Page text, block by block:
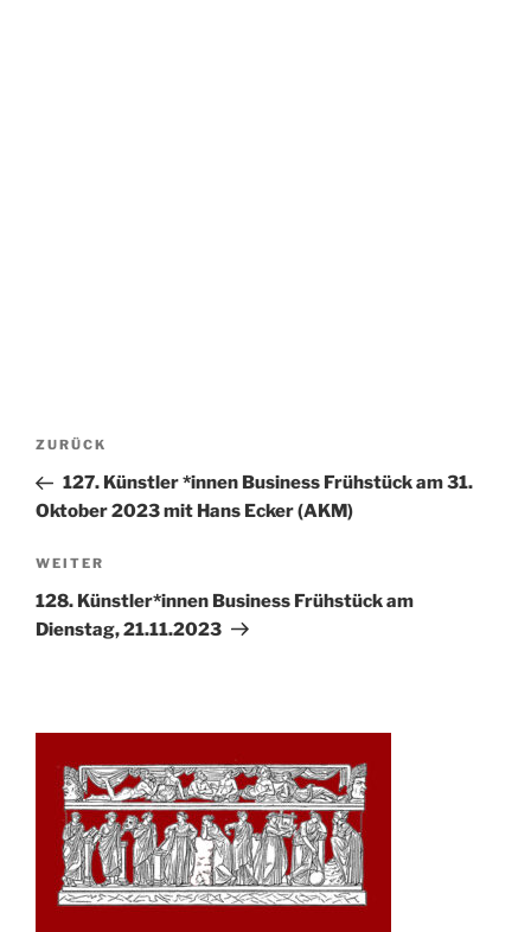
Beitrags-
Vorheriger
Beitrag
ZURÜCK
127. Künstler *innen Business Frühstück am 31.
Oktober 2023 mit Hans Ecker (AKM)
Nächster
Beitrag
WEITER
128. Künstler*innen Business Frühstück am
Dienstag, 21.11.2023